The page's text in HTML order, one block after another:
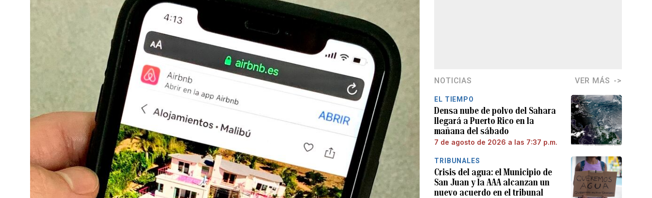
NOTICIAS VER MÁS
EL TIEMPO
Densa nube de polvo del Sahara
llegará a Puerto Rico en la
mañana del sábado
7 de agosto de 2026 a las 7:37 p.m.
TRIBUNALES
Crisis del agua: el Municipio de
San Juan y la AAA alcanzan un
nuevo acuerdo en el tribunal